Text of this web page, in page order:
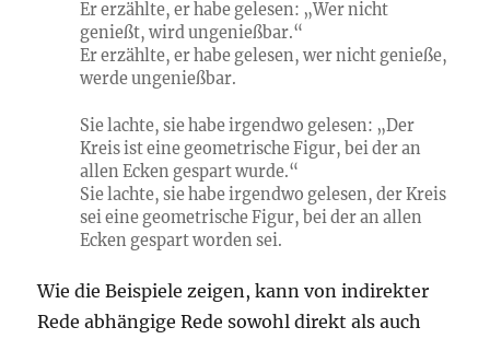
Er erzählte, er habe gelesen: „Wer nicht
genießt, wird ungenießbar.“
Er erzählte, er habe gelesen, wer nicht genieße,
werde ungenießbar.
Sie lachte, sie habe irgendwo gelesen: „Der
Kreis ist eine geometrische Figur, bei der an
allen Ecken gespart wurde.“
Sie lachte, sie habe irgendwo gelesen, der Kreis
sei eine geometrische Figur, bei der an allen
Ecken gespart worden sei.
Wie die Beispiele zeigen, kann von indirekter
Rede abhängige Rede sowohl direkt als auch